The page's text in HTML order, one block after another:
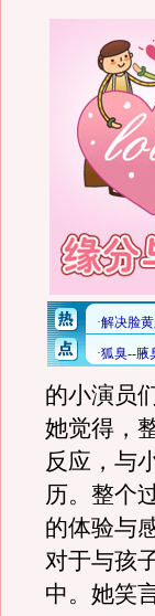
的小演员
她觉得，
反应，与
历。整个
的体验与
对于与孩
中。她笑